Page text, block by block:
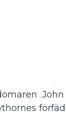
John